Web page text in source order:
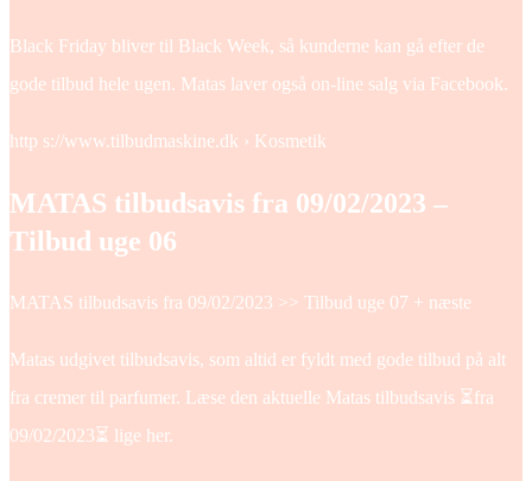
Black Friday bliver til Black Week, så kunderne kan gå efter de
gode tilbud hele ugen. Matas laver også on-line salg via Facebook.
http s://www.tilbudmaskine.dk › Kosmetik
MATAS tilbudsavis fra 09/02/2023 ‒
Tilbud uge 06
MATAS tilbudsavis fra 09/02/2023 >> Tilbud uge 07 + næste
Matas udgivet tilbudsavis, som altid er fyldt med gode tilbud på alt
fra cremer til parfumer. Læse den aktuelle Matas tilbudsavis ⏳fra
09/02/2023⏳ lige her.